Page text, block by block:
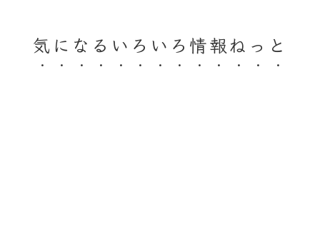
気になるいろいろ情報ねっと